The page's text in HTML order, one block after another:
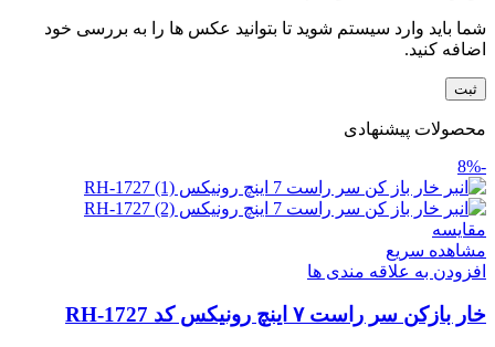
شما باید وارد سیستم شوید تا بتوانید عکس ها را به بررسی خود
اضافه کنید.
محصولات پیشنهادی
-8%
مقایسه
مشاهده سریع
افزودن به علاقه مندی ها
خار بازکن سر راست ۷ اینچ رونیکس کد RH-1727